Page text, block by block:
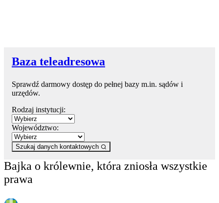
Baza teleadresowa
Sprawdź darmowy dostęp do pełnej bazy m.in. sądów i
urzędów.
Rodzaj instytucji:
Województwo:
Szukaj danych kontaktowych
Bajka o królewnie, która zniosła wszystkie
prawa